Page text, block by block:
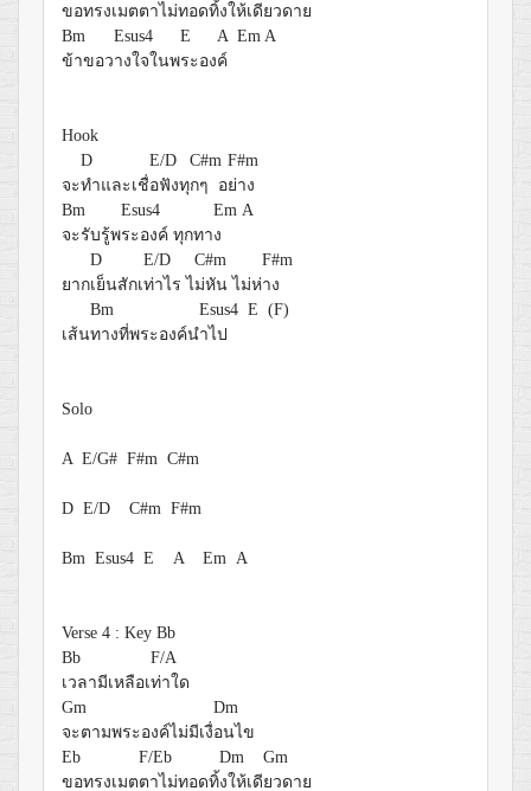
ขอทรงเมตตาไม่ทอดทิ้งให้เดียวดาย
Bm
Esus4 E A Em A
ข้าขอวางใจในพระองค์
Hook
D
E/D C#m F#m
จะทำและเชื่อฟังทุกๆ อย่าง
Bm
Esus4 Em A
จะรับรู้พระองค์ ทุกทาง
D
E/D C#m
F#m
ยากเย็นสักเท่าไร ไม่หัน ไม่ห่าง
Bm
Esus4 E (F)
เส้นทางที่พระองค์นำไป
Solo
A E/G# F#m C#m
D E/D C#m F#m
Bm Esus4 E A Em A
Verse 4 : Key Bb
Bb
F/A
เวลามีเหลือเท่าใด
Gm
Dm
จะตามพระองค์ไม่มีเงื่อนไข
Eb
F/Eb Dm
Gm
ขอทรงเมตตาไม่ทอดทิ้งให้เดียวดาย